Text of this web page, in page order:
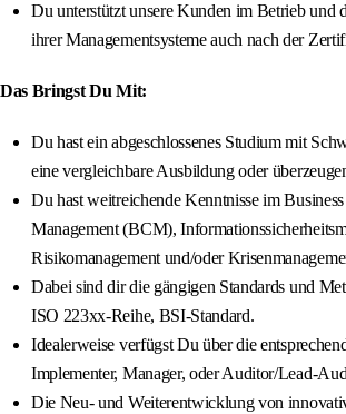
Du unterstützt unsere Kunden im Betrieb und
ihrer Managementsysteme auch nach der
Das Bringst Du Mit:
Du hast ein abgeschlossenes Studium mit
eine vergleichbare Ausbildung oder
Du hast weitreichende Kenntnisse im
Management (BCM),
Risikomanagement und/oder
Dabei sind dir die gängigen Standards und
ISO 223xx-Reihe, BSI-Standard.
Idealerweise verfügst Du über die
Implementer, Manager, oder Auditor/Lead-
Die Neu- und Weiterentwicklung von